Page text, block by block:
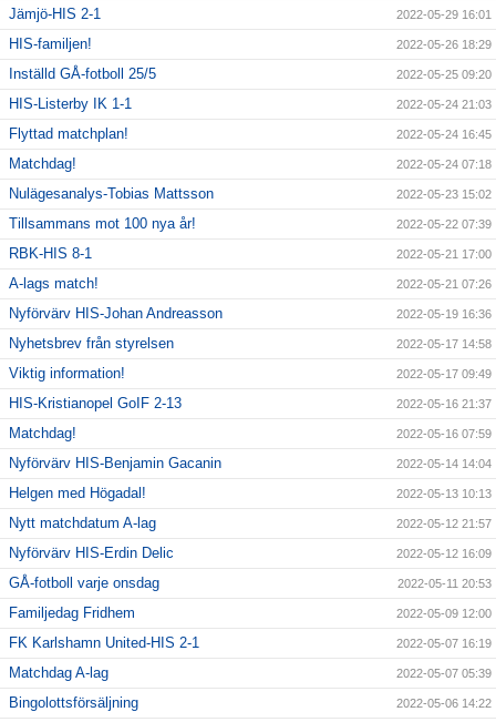
Jämjö-HIS 2-1 2022-05-29 16:01
HIS-familjen! 2022-05-26 18:29
Inställd GÅ-fotboll 25/5 2022-05-25 09:20
HIS-Listerby IK 1-1 2022-05-24 21:03
Flyttad matchplan! 2022-05-24 16:45
Matchdag! 2022-05-24 07:18
Nulägesanalys-Tobias Mattsson 2022-05-23 15:02
Tillsammans mot 100 nya år! 2022-05-22 07:39
RBK-HIS 8-1 2022-05-21 17:00
A-lags match! 2022-05-21 07:26
Nyförvärv HIS-Johan Andreasson 2022-05-19 16:36
Nyhetsbrev från styrelsen 2022-05-17 14:58
Viktig information! 2022-05-17 09:49
HIS-Kristianopel GoIF 2-13 2022-05-16 21:37
Matchdag! 2022-05-16 07:59
Nyförvärv HIS-Benjamin Gacanin 2022-05-14 14:04
Helgen med Högadal! 2022-05-13 10:13
Nytt matchdatum A-lag 2022-05-12 21:57
Nyförvärv HIS-Erdin Delic 2022-05-12 16:09
GÅ-fotboll varje onsdag 2022-05-11 20:53
Familjedag Fridhem 2022-05-09 12:00
FK Karlshamn United-HIS 2-1 2022-05-07 16:19
Matchdag A-lag 2022-05-07 05:39
Bingolottsförsäljning 2022-05-06 14:22